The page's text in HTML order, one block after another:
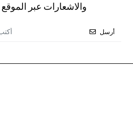
والاشعارات عبر الموقع
أرسل